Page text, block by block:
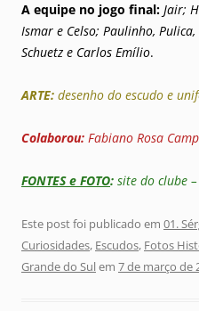
A equipe no jogo final: Jair;
Ismar e Celso; Paulinho,
Schuetz e Carlos Emílio.
ARTE: desenho do escudo e
Colaborou: Fabiano Rosa
FONTES e FOTO: site do clube
Este post foi publicado em 01.
Curiosidades, Escudos, Fotos
Grande do Sulem 7 de março de